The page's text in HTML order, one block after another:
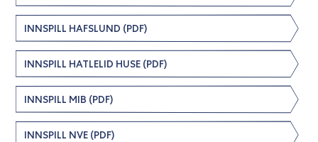
INNSPILL HAFSLUND (PDF)
INNSPILL HATLELID HUSE (PDF)
INNSPILL MIB (PDF)
INNSPILL NVE (PDF)